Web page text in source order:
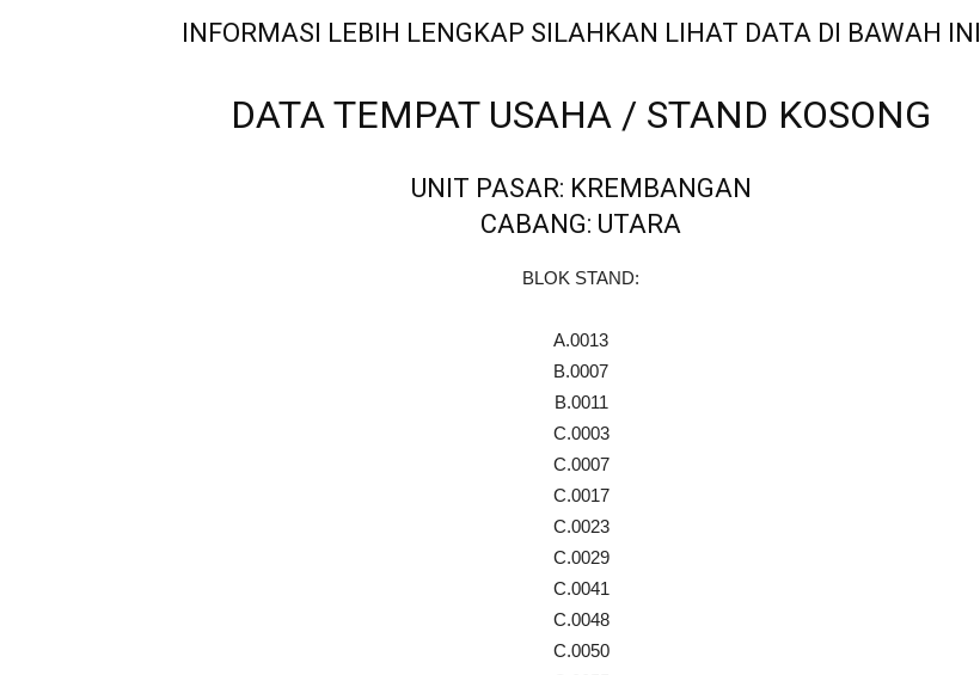
INFORMASI LEBIH LENGKAP SILAHKAN LIHAT DATA DI BAWAH INI
DATA TEMPAT USAHA / STAND KOSONG
UNIT PASAR: KREMBANGAN
CABANG: UTARA
BLOK STAND:
A.0013
B.0007
B.0011
C.0003
C.0007
C.0017
C.0023
C.0029
C.0041
C.0048
C.0050